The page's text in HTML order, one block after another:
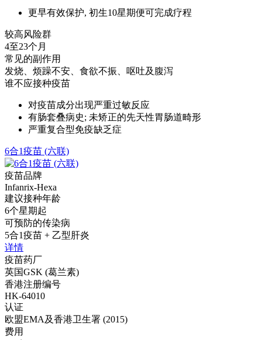
更早有效保护, 初生10星期便可完成疗程
较高风险群
4至23个月
常见的副作用
发烧、烦躁不安、食欲不振、呕吐及腹泻
谁不应接种疫苗
对疫苗成分出现严重过敏反应
有肠套叠病史; 未矫正的先天性胃肠道畸形
严重复合型免疫缺乏症
6合1疫苗 (六联)
疫苗品牌
Infanrix-Hexa
建议接种年龄
6个星期起
可预防的传染病
5合1疫苗 + 乙型肝炎
详情
疫苗药厂
英国GSK (葛兰素)
香港注册编号
HK-64010
认证
欧盟EMA及香港卫生署 (2015)
费用